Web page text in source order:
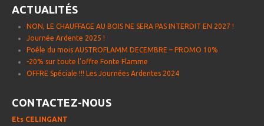
ACTUALITÉS
NON, LE CHAUFFAGE AU BOIS NE SERA PAS INTERDIT EN 2027 !
Journée Ardente 2025 !
Poêle du mois AUSTROFLAMM DECEMBRE – PROMO 10%͏‌ ͏‌
-20% sur toute l’offre Fonte Flamme
OFFRE Spéciale !!! Les Journées Ardentes 2024
CONTACTEZ-NOUS
Ets CELINGANT